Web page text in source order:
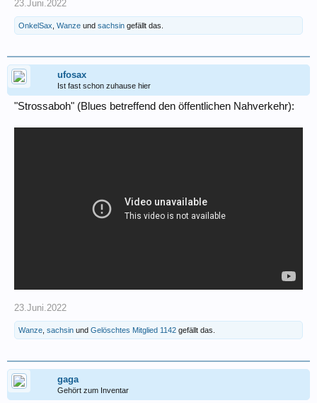
23.Juni.2022
OnkelSax Wanze und sachsin gefällt das.
ufosax
Ist fast schon zuhause hier
"Strossaboh" (Blues betreffend den öffentlichen Nahverkehr):
23.Juni.2022
Wanze sachsin und Gelöschtes Mitglied 1142 gefällt das.
gaga
Gehört zum Inventar